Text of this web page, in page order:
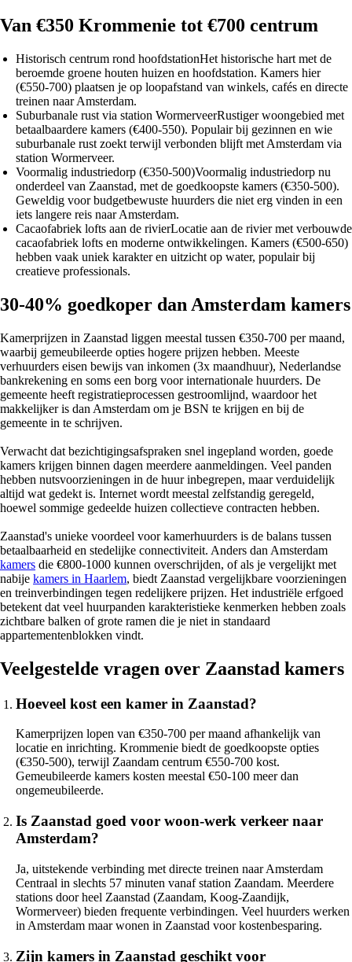
Van €350 Krommenie tot €700 centrum
Historisch centrum rond hoofdstationHet historische hart met de
beroemde groene houten huizen en hoofdstation. Kamers hier
(€550-700) plaatsen je op loopafstand van winkels, cafés en directe
treinen naar Amsterdam.
Suburbanale rust via station WormerveerRustiger woongebied met
betaalbaardere kamers (€400-550). Populair bij gezinnen en wie
suburbanale rust zoekt terwijl verbonden blijft met Amsterdam via
station Wormerveer.
Voormalig industriedorp (€350-500)Voormalig industriedorp nu
onderdeel van Zaanstad, met de goedkoopste kamers (€350-500).
Geweldig voor budgetbewuste huurders die niet erg vinden in een
iets langere reis naar Amsterdam.
Cacaofabriek lofts aan de rivierLocatie aan de rivier met verbouwde
cacaofabriek lofts en moderne ontwikkelingen. Kamers (€500-650)
hebben vaak uniek karakter en uitzicht op water, populair bij
creatieve professionals.
30-40% goedkoper dan Amsterdam kamers
Kamerprijzen in Zaanstad liggen meestal tussen €350-700 per maand,
waarbij gemeubileerde opties hogere prijzen hebben. Meeste
verhuurders eisen bewijs van inkomen (3x maandhuur), Nederlandse
bankrekening en soms een borg voor internationale huurders. De
gemeente heeft registratieprocessen gestroomlijnd, waardoor het
makkelijker is dan Amsterdam om je BSN te krijgen en bij de
gemeente in te schrijven.
Verwacht dat bezichtigingsafspraken snel ingepland worden, goede
kamers krijgen binnen dagen meerdere aanmeldingen. Veel panden
hebben nutsvoorzieningen in de huur inbegrepen, maar verduidelijk
altijd wat gedekt is. Internet wordt meestal zelfstandig geregeld,
hoewel sommige gedeelde huizen collectieve contracten hebben.
Zaanstad's unieke voordeel voor kamerhuurders is de balans tussen
betaalbaarheid en stedelijke connectiviteit. Anders dan Amsterdam
kamers die €800-1000 kunnen overschrijden, of als je vergelijkt met
nabije kamers in Haarlem, biedt Zaanstad vergelijkbare voorzieningen
en treinverbindingen tegen redelijkere prijzen. Het industriële erfgoed
betekent dat veel huurpanden karakteristieke kenmerken hebben zoals
zichtbare balken of grote ramen die je niet in standaard
appartementenblokken vindt.
Veelgestelde vragen over Zaanstad kamers
Hoeveel kost een kamer in Zaanstad?
Kamerprijzen lopen van €350-700 per maand afhankelijk van
locatie en inrichting. Krommenie biedt de goedkoopste opties
(€350-500), terwijl Zaandam centrum €550-700 kost.
Gemeubileerde kamers kosten meestal €50-100 meer dan
ongemeubileerde.
Is Zaanstad goed voor woon-werk verkeer naar
Amsterdam?
Ja, uitstekende verbinding met directe treinen naar Amsterdam
Centraal in slechts 57 minuten vanaf station Zaandam. Meerdere
stations door heel Zaanstad (Zaandam, Koog-Zaandijk,
Wormerveer) bieden frequente verbindingen. Veel huurders werken
in Amsterdam maar wonen in Zaanstad voor kostenbesparing.
Zijn kamers in Zaanstad geschikt voor